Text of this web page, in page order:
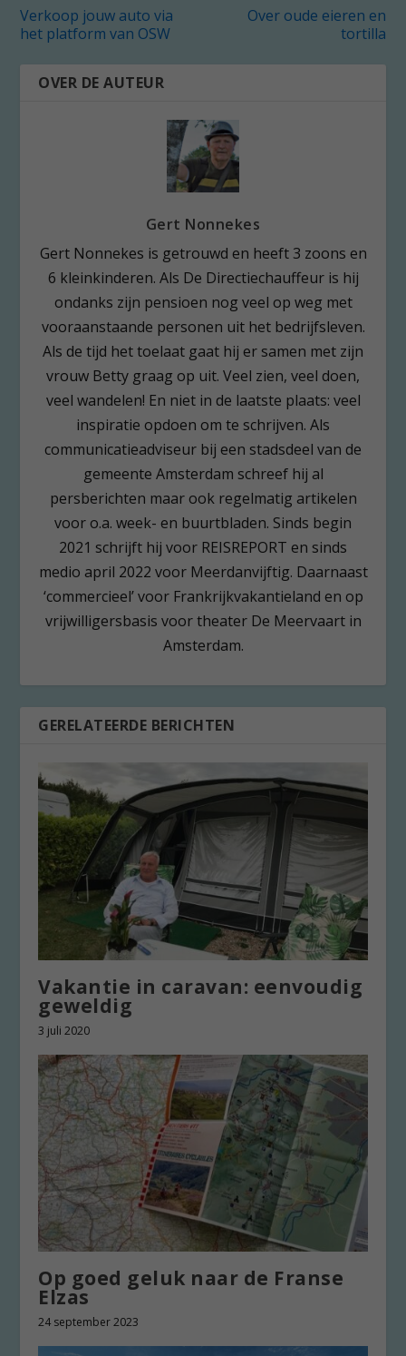
Verkoop jouw auto via
het platform van OSW
Over oude eieren en
tortilla
OVER DE AUTEUR
Gert Nonnekes
Gert Nonnekes is getrouwd en heeft 3 zoons en
6 kleinkinderen. Als De Directiechauffeur is hij
ondanks zijn pensioen nog veel op weg met
vooraanstaande personen uit het bedrijfsleven.
Als de tijd het toelaat gaat hij er samen met zijn
vrouw Betty graag op uit. Veel zien, veel doen,
veel wandelen! En niet in de laatste plaats: veel
inspiratie opdoen om te schrijven. Als
communicatieadviseur bij een stadsdeel van de
gemeente Amsterdam schreef hij al
persberichten maar ook regelmatig artikelen
voor o.a. week- en buurtbladen. Sinds begin
2021 schrijft hij voor REISREPORT en sinds
medio april 2022 voor Meerdanvijftig. Daarnaast
‘commercieel’ voor Frankrijkvakantieland en op
vrijwilligersbasis voor theater De Meervaart in
Amsterdam.
GERELATEERDE BERICHTEN
Vakantie in caravan: eenvoudig
geweldig
3 juli 2020
Op goed geluk naar de Franse
Elzas
24 september 2023